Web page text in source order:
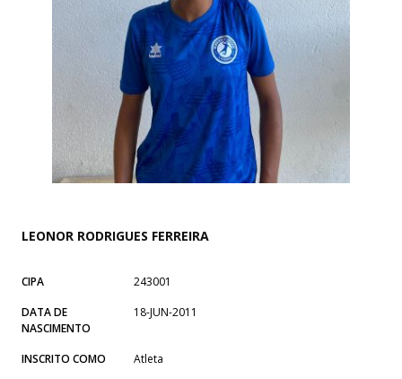
LEONOR RODRIGUES FERREIRA
CIPA
243001
DATA DE
NASCIMENTO
18-JUN-2011
INSCRITO COMO Atleta